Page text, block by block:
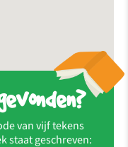
van vijf tekens
staat geschreven: